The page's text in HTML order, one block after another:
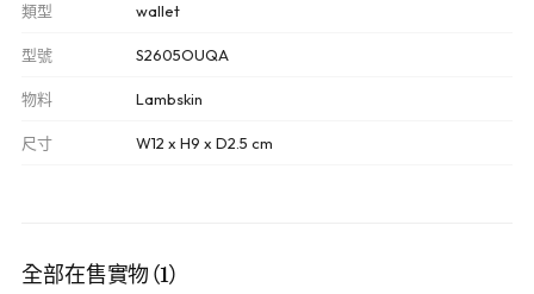
類型 wallet
型號 S2605OUQA
物料 Lambskin
尺寸 W12 x H9 x D2.5 cm
全部在售實物（1）